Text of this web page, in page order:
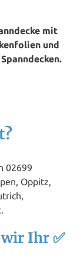
mit
und
02699
Oppitz,
Ihr ✅